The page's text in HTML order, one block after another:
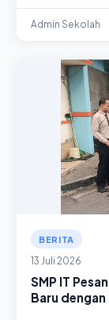
Admin Sekolah
BERITA
13 Juli 2026
SMP IT
Baru